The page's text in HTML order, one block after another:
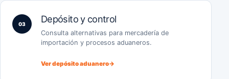
03 Depósito y control
Consulta alternativas para mercadería de
importación y procesos aduaneros.
Ver depósito aduanero→